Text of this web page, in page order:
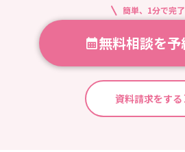
簡単、1分で完了
無料相談を予
資料請求をする